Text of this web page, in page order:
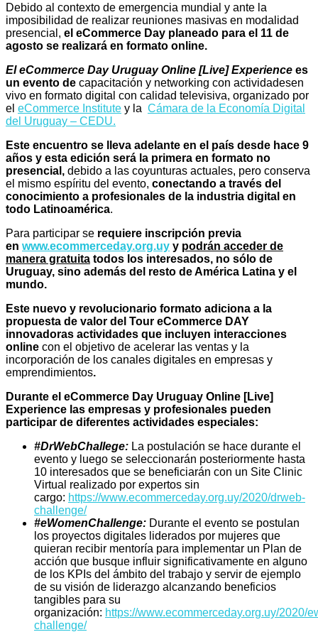
Debido al contexto de emergencia mundial y ante la
imposibilidad de realizar reuniones masivas en modalidad
presencial, el eCommerce Day planeado para el 11 de
agosto se realizará en formato online.
El eCommerce Day Uruguay Online [Live] Experience es
un evento de capacitación y networking con actividadesen
vivo en formato digital con calidad televisiva, organizado por
el eCommerce Institute y la Cámara de la Economía Digital
del Uruguay – CEDU.
Este encuentro se lleva adelante en el país desde hace 9
años y esta edición será la primera en formato no
presencial, debido a las coyunturas actuales, pero conserva
el mismo espíritu del evento, conectando a través del
conocimiento a profesionales de la industria digital en
todo Latinoamérica.
Para participar se requiere inscripción previa
en www.ecommerceday.org.uy y podrán acceder de
manera gratuita todos los interesados, no sólo de
Uruguay, sino además del resto de América Latina y el
mundo.
Este nuevo y revolucionario formato adiciona a la
propuesta de valor del Tour eCommerce DAY
innovadoras actividades que incluyen interacciones
online con el objetivo de acelerar las ventas y la
incorporación de los canales digitales en empresas y
emprendimientos.
Durante el eCommerce Day Uruguay Online [Live]
Experience las empresas y profesionales pueden
participar de diferentes actividades especiales:
#DrWebChallege: La postulación se hace durante el
evento y luego se seleccionarán posteriormente hasta
10 interesados que se beneficiarán con un Site Clinic
Virtual realizado por expertos sin
cargo: https://www.ecommerceday.org.uy/2020/drweb-
challenge/
#eWomenChallenge: Durante el evento se postulan
los proyectos digitales liderados por mujeres que
quieran recibir mentoría para implementar un Plan de
acción que busque influir significativamente en alguno
de los KPIs del ámbito del trabajo y servir de ejemplo
de su visión de liderazgo alcanzando beneficios
tangibles para su
organización: https://www.ecommerceday.org.uy/2020/
challenge/